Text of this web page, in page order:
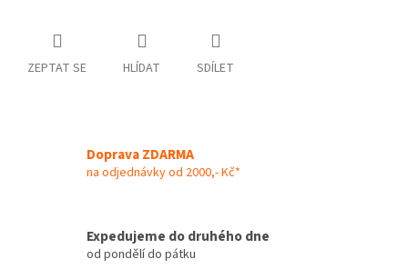
ZEPTAT SE HLÍDAT SDÍLET
Doprava ZDARMA
na odjednávky od 2000,- Kč*
Expedujeme do druhého dne
od pondělí do pátku